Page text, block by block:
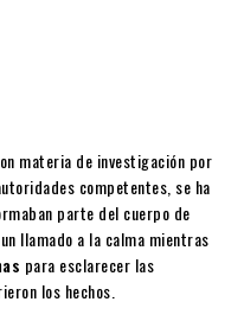
materia de investigación por
competentes, se ha
parte del cuerpo de
llamado a la calma mientras
para esclarecer las
los hechos.